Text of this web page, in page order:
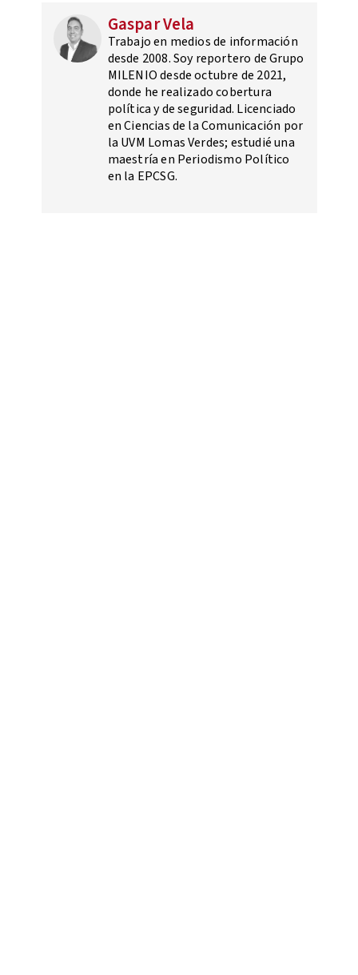
Gaspar Vela
Trabajo en medios de información
desde 2008. Soy reportero de Grupo
MILENIO desde octubre de 2021,
donde he realizado cobertura
política y de seguridad. Licenciado
en Ciencias de la Comunicación por
la UVM Lomas Verdes; estudié una
maestría en Periodismo Político
en la EPCSG.